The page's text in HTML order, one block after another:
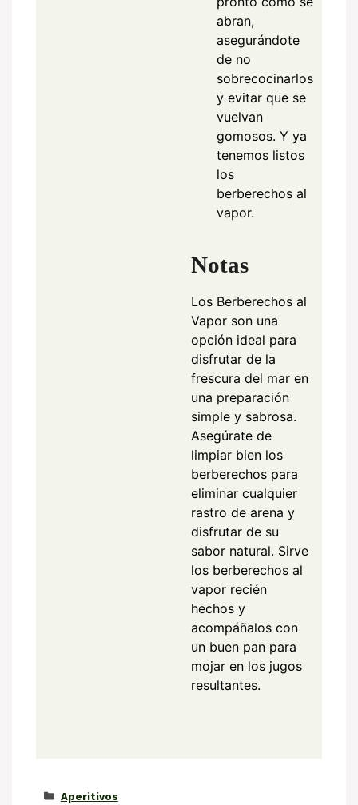
abran,
asegurándote
de no
sobrecocinarlos
y evitar que se
vuelvan
gomosos. Y ya
tenemos listos
los
berberechos al
vapor.
Notas
Los Berberechos al
Vapor son una
opción ideal para
disfrutar de la
frescura del mar en
una preparación
simple y sabrosa.
Asegúrate de
limpiar bien los
berberechos para
eliminar cualquier
rastro de arena y
disfrutar de su
sabor natural. Sirve
los berberechos al
vapor recién
hechos y
acompáñalos con
un buen pan para
mojar en los jugos
resultantes.
Categorías
Aperitivos